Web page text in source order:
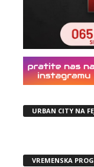
URBAN CITY NA
VREMENSKA